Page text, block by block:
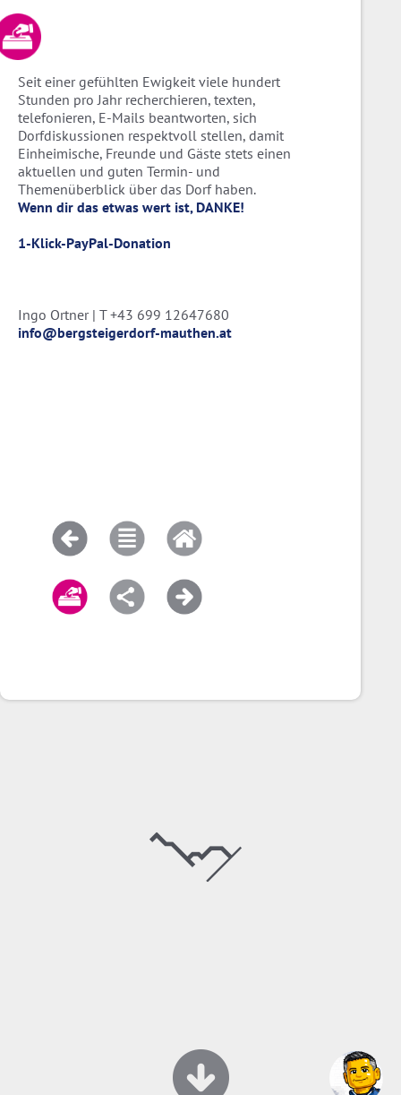
Seit einer gefühlten Ewigkeit viele hundert
Stunden pro Jahr recherchieren, texten,
telefonieren, E-Mails beantworten, sich
Dorfdiskussionen respektvoll stellen, damit
Einheimische, Freunde und Gäste stets einen
aktuellen und guten Termin- und
Themenüberblick über das Dorf haben.
Wenn dir das etwas wert ist, DANKE!
1-Klick-PayPal-Donation
Ingo Ortner | T +43 699 12647680
info@bergsteigerdorf-mauthen.at